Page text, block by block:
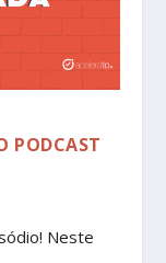
PODCAST
Neste